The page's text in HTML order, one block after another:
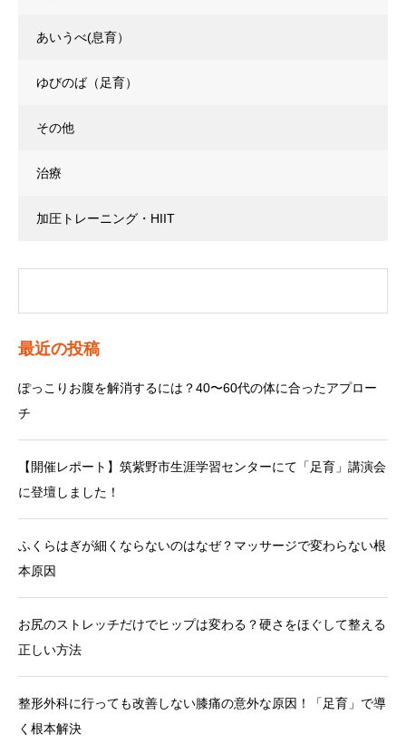
あいうべ(息育）
ゆびのば（足育）
その他
治療
加圧トレーニング・HIIT
最近の投稿
ぽっこりお腹を解消するには？40〜60代の体に合ったアプロー
チ
【開催レポート】筑紫野市生涯学習センターにて「足育」講演会
に登壇しました！
ふくらはぎが細くならないのはなぜ？マッサージで変わらない根
本原因
お尻のストレッチだけでヒップは変わる？硬さをほぐして整える
正しい方法
整形外科に行っても改善しない膝痛の意外な原因！「足育」で導
く根本解決